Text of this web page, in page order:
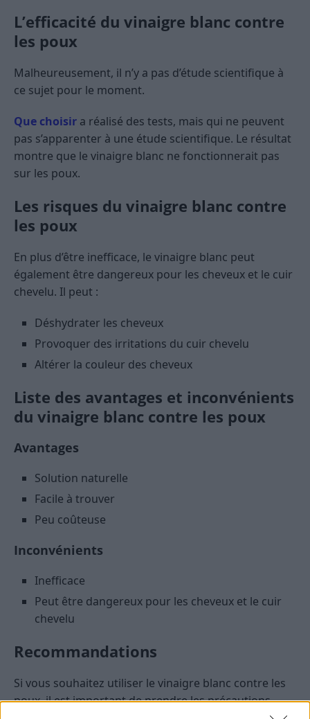
L’efficacité du vinaigre blanc contre
les poux
Malheureusement, il n’y a pas d’étude scientifique à
ce sujet pour le moment.
Que choisir a réalisé des tests, mais qui ne peuvent
pas s’apparenter à une étude scientifique. Le résultat
montre que le vinaigre blanc ne fonctionnerait pas
sur les poux.
Les risques du vinaigre blanc contre
les poux
En plus d’être inefficace, le vinaigre blanc peut
également être dangereux pour les cheveux et le cuir
chevelu. Il peut :
Déshydrater les cheveux
Provoquer des irritations du cuir chevelu
Altérer la couleur des cheveux
Liste des avantages et inconvénients
du vinaigre blanc contre les poux
Avantages
Solution naturelle
Facile à trouver
Peu coûteuse
Inconvénients
Inefficace
Peut être dangereux pour les cheveux et le cuir
chevelu
Recommandations
Si vous souhaitez utiliser le vinaigre blanc contre les
poux, il est important de prendre les précautions